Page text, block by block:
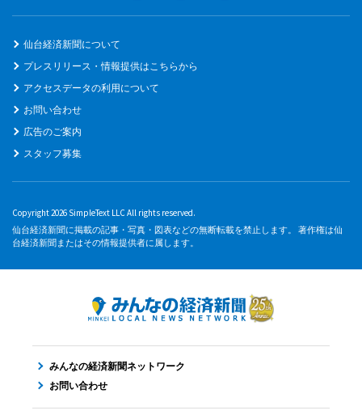
仙台経済新聞について
プレスリリース・情報提供はこちらから
アクセスデータの利用について
お問い合わせ
広告のご案内
スタッフ募集
Copyright 2026 SimpleText LLC All rights reserved.
仙台経済新聞に掲載の記事・写真・図表などの無断転載を禁止します。 著作権は仙
台経済新聞またはその情報提供者に属します。
みんなの経済新聞ネットワーク
お問い合わせ